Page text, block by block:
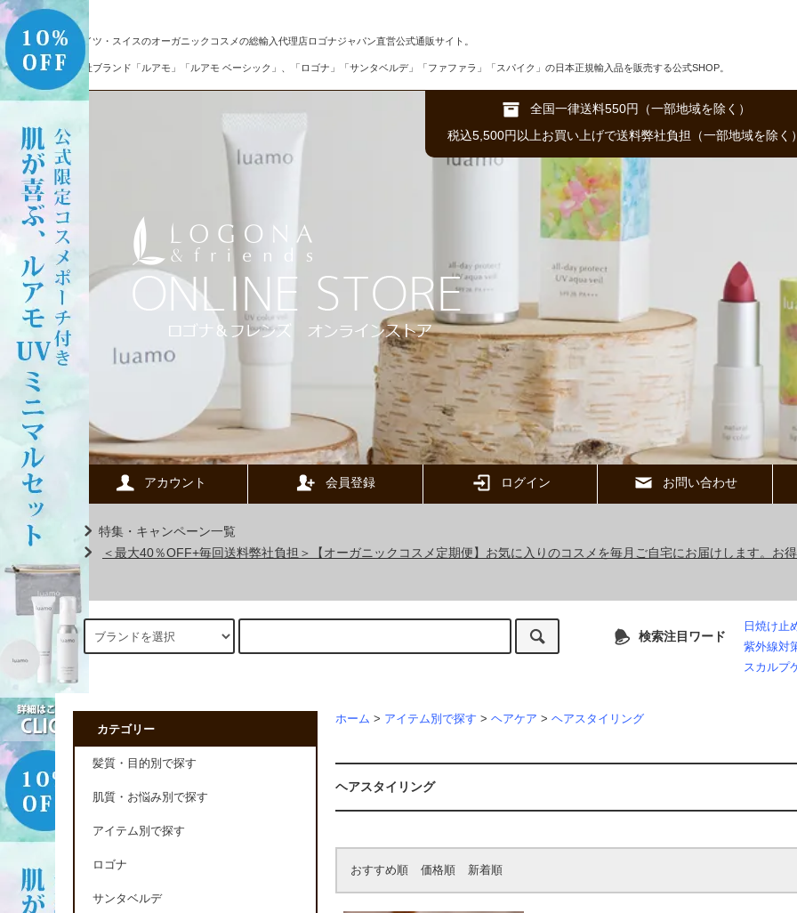
ドイツ・スイスのオーガニックコスメの総輸入代理店ロゴナジャパン直営公式通販サイト。
自社ブランド「ルアモ」「ルアモ ベーシック」、「ロゴナ」「サンタベルデ」「ファファラ」「スパイク」の日本正規輸入品を販売する公式SHOP。
全国一律送料550円（一部地域を除く）
税込5,500円以上お買い上げで送料弊社負担（一部地域を除く）
アカウント 会員登録 ログイン お問い合わせ
特集・キャンペーン一覧
＜最大40％OFF+毎回送料弊社負担＞【オーガニックコスメ定期便】お気に入りのコスメを毎月ご自宅にお届けします。お
検索注目ワード
日焼け止
紫外線対
スカルプ
ホーム > アイテム別で探す > ヘアケア > ヘアスタイリング
ヘアスタイリング
おすすめ順 価格順 新着順
カテゴリー
髪質・目的別で探す
肌質・お悩み別で探す
アイテム別で探す
ロゴナ
サンタベルデ